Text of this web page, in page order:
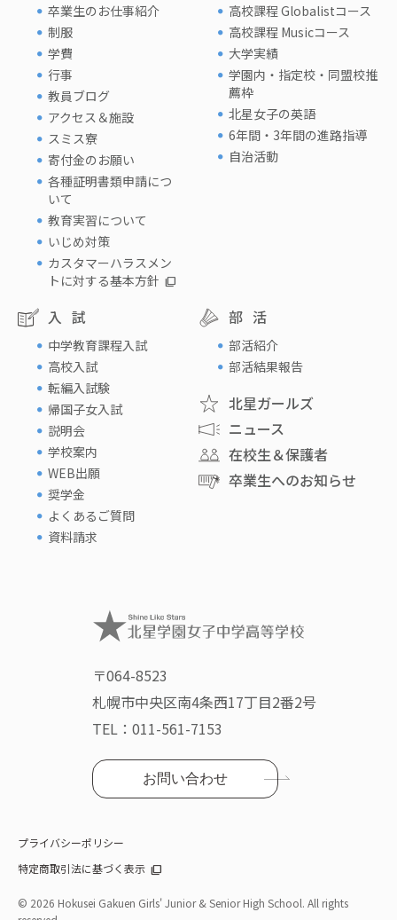
卒業生のお仕事紹介
制服
学費
行事
教員ブログ
アクセス＆施設
スミス寮
寄付金のお願い
各種証明書類申請につ
いて
教育実習について
いじめ対策
カスタマーハラスメン
トに対する基本方針
高校課程 Globalistコース
高校課程 Musicコース
大学実績
学園内・指定校・同盟校推
薦枠
北星女子の英語
6年間・3年間の進路指導
自治活動
入試
中学教育課程入試
高校入試
転編入試験
帰国子女入試
説明会
学校案内
WEB出願
奨学金
よくあるご質問
資料請求
部活
部活紹介
部活結果報告
北星ガールズ
ニュース
在校生＆保護者
卒業生へのお知らせ
〒064-8523
札幌市中央区南4条西17丁目2番2号
TEL： 011-561-7153
お問い合わせ
プライバシーポリシー
特定商取引法に基づく表示
© 2026 Hokusei Gakuen Girls' Junior & Senior High School. All rights